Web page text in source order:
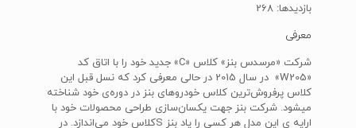
بازدیدها: 268
معرفی
شرکت «مرسدس بنز» کلاس «C» جدید خود را با اتاق کد
«W205» در سال 2015 در حالی معرفی کرد که نسل قبل این
کلاس پرفروش‌ترین کلاس خودروهای بنز در دوره‌ی خود شناخته
می‎شود. شرکت بنز جهت یکسان‌سازی طراحی محصولات خود با
ارایه ی این مدل هر کسی را یاد بنز Sکلاس خود می‌اندازد. در